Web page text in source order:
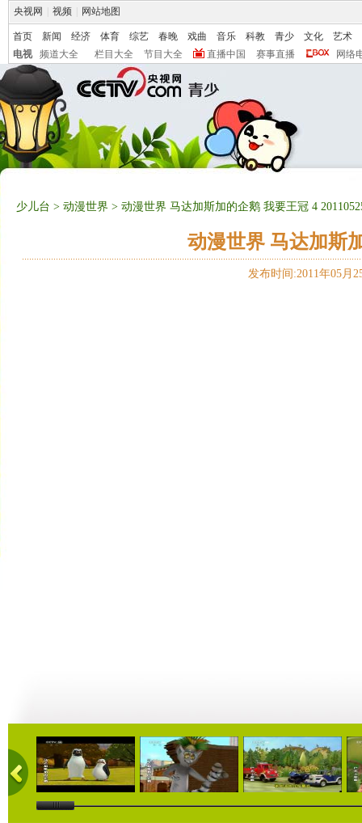
央视网 视频 网站地图
首页 新闻 经济 体育 综艺 春晚 戏曲 音乐 科教 青少 文化
艺术
电视
频道大全 栏目大全 节目大全 直播中国 赛事直播 网络
少儿台 > 动漫世界 > 动漫世界 马达加斯加的企鹅 我要王冠 4
动漫世界 马达加斯
发布时间:2011年05月
11:10 10:17 09:13